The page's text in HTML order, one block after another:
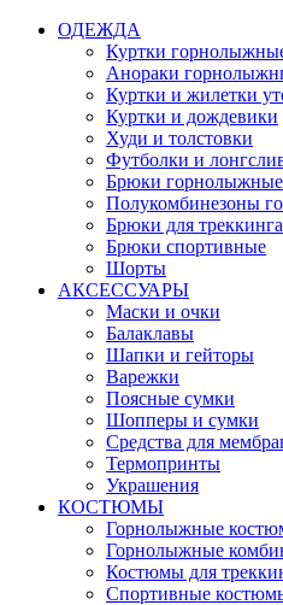
ОДЕЖДА
Куртки
Анораки
Куртки и жилетки
Куртки и дождевики
Худи и толстовки
Футболки и
Брюки горнолыжные
Полукомбинезоны
Брюки для треккинга
Брюки спортивные
Шорты
АКСЕССУАРЫ
Маски и очки
Балаклавы
Шапки и гейторы
Варежки
Поясные сумки
Шопперы и сумки
Средства для
Термопринты
Украшения
КОСТЮМЫ
Горнолыжные
Горнолыжные
Костюмы для
Спортивные